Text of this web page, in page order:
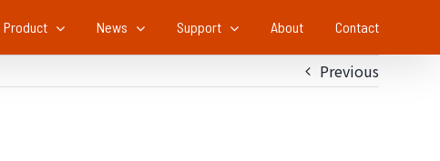
Product News Support About Contact
Previous